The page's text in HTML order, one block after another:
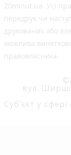
20minut.ua. Усі
передрук чи
друкованих або
можлива
правовласника.
вул.
Cуб'єкт у